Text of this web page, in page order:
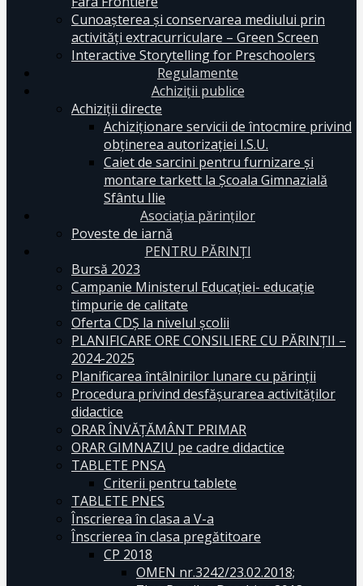
Cunoașterea și conservarea mediului prin
activități extracurriculare – Green Screen
Interactive Storytelling for Preschoolers
Regulamente
Achiziții publice
Achiziții directe
Achiziționare servicii de întocmire privind
obținerea autorizației I.S.U.
Caiet de sarcini pentru furnizare și
montare tarkett la Școala Gimnazială
Sfântu Ilie
Asociația părinților
Poveste de iarnă
PENTRU PĂRINȚI
Bursă 2023
Campanie Ministerul Educației- educație
timpurie de calitate
Oferta CDŞ la nivelul şcolii
PLANIFICARE ORE CONSILIERE CU PĂRINȚII –
2024-2025
Planificarea întâlnirilor lunare cu părinții
Procedura privind desfășurarea activităților
didactice
ORAR ÎNVĂȚĂMÂNT PRIMAR
ORAR GIMNAZIU pe cadre didactice
TABLETE PNSA
Criterii pentru tablete
TABLETE PNES
Înscrierea în clasa a V-a
Înscrierea în clasa pregătitoare
CP 2018
OMEN nr.3242/23.02.2018;